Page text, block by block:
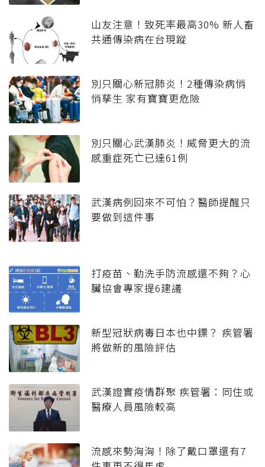
山友注意！致死率最高30% 新人畜
共通傳染病在台現蹤
別只關心新冠肺炎！2種傳染病悄
悄孳生 家有寶寶更危險
別只關心武漢肺炎！威脅更大的流
感重症死亡已達61例
武漢病例回來不可怕？醫師提醒只
要做到這件事
打疫苗、勤洗手防流感還不夠？心
臟協會專家提6建議
新型冠狀病毒日本也中鏢？ 疾管署
將做新的風險評估
武漢證實疫情群聚 疾管署：同住或
醫療人員風險較高
流感來勢洶洶！除了戴口罩還有7